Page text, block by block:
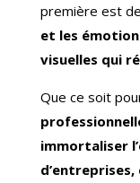
première est de
et les
visuelles qui
Que ce soit
immortaliser